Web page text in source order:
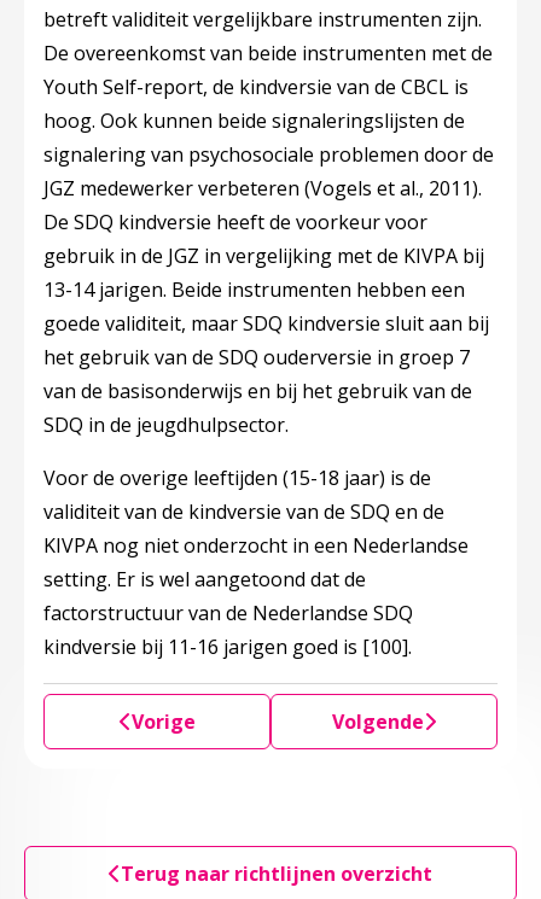
betreft validiteit vergelijkbare instrumenten zijn.
De overeenkomst van beide instrumenten met de
Youth Self-report, de kindversie van de CBCL is
hoog. Ook kunnen beide signaleringslijsten de
signalering van psychosociale problemen door de
JGZ medewerker verbeteren (Vogels et al., 2011).
De SDQ kindversie heeft de voorkeur voor
gebruik in de JGZ in vergelijking met de KIVPA bij
13-14 jarigen. Beide instrumenten hebben een
goede validiteit, maar SDQ kindversie sluit aan bij
het gebruik van de SDQ ouderversie in groep 7
van de basisonderwijs en bij het gebruik van de
SDQ in de jeugdhulpsector.
Voor de overige leeftijden (15-18 jaar) is de
validiteit van de kindversie van de SDQ en de
KIVPA nog niet onderzocht in een Nederlandse
setting. Er is wel aangetoond dat de
factorstructuur van de Nederlandse SDQ
kindversie bij 11-16 jarigen goed is [100].
Vorige Volgende
Terug naar richtlijnen overzicht